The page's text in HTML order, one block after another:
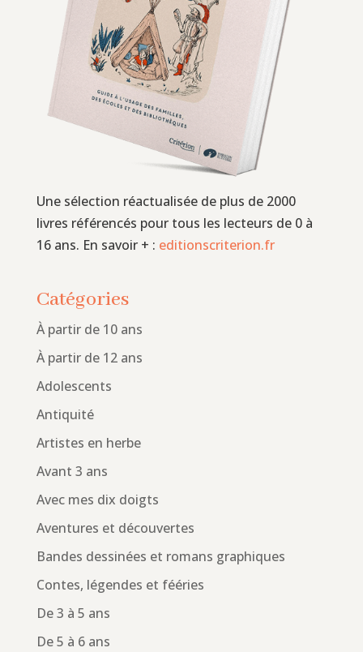
Une sélection réactualisée de plus de 2000
livres référencés pour tous les lecteurs de 0 à
16 ans. En savoir + : editionscriterion.fr
Catégories
À partir de 10 ans
À partir de 12 ans
Adolescents
Antiquité
Artistes en herbe
Avant 3 ans
Avec mes dix doigts
Aventures et découvertes
Bandes dessinées et romans graphiques
Contes, légendes et fééries
De 3 à 5 ans
De 5 à 6 ans